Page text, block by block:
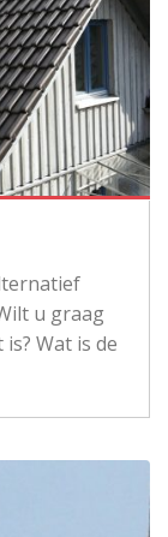
u graag
Wat is de